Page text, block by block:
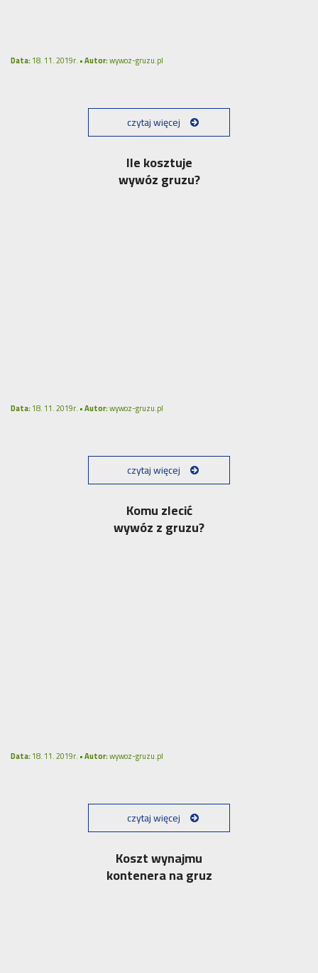
Data:18. 11. 2019r. •Autor:wywoz-gruzu.pl
czytaj więcej
Ile kosztuje
wywóz gruzu?
Data:18. 11. 2019r. •Autor:wywoz-gruzu.pl
czytaj więcej
Komu zlecić
wywóz z gruzu?
Data:18. 11. 2019r. •Autor:wywoz-gruzu.pl
czytaj więcej
Koszt wynajmu
kontenera na gruz